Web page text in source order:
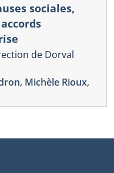
sociales,
de Dorval
, Michèle Rioux,